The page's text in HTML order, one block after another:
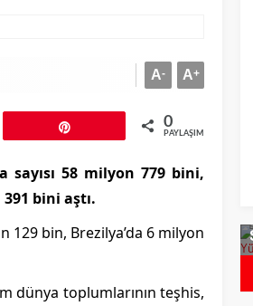
A+
A-
0
PAYLAŞIMLAR
58 milyon 779 bini,
bini aştı.
129 bin, Brezilya’da 6 milyon
dünya toplumlarının teşhis,
Covid Vakalarında